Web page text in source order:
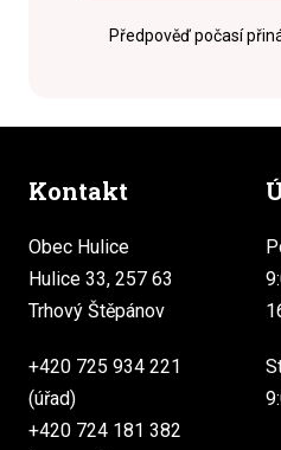
Předpověď počasí
Kontakt
Obec Hulice
Hulice 33, 257 63
Trhový Štěpánov
+420 725 934 221
(úřad)
+420 724 181 382